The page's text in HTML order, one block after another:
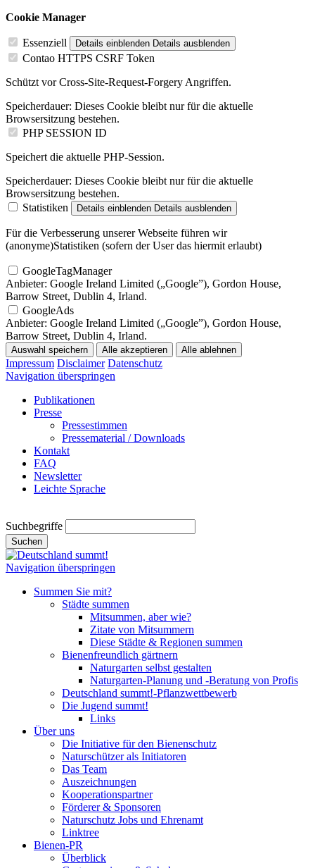
Cookie Manager
Essenziell Details einblenden Details ausblenden
Contao HTTPS CSRF Token
Schützt vor Cross-Site-Request-Forgery Angriffen.
Speicherdauer: Dieses Cookie bleibt nur für die aktuelle
Browsersitzung bestehen.
PHP SESSION ID
Speichert die aktuelle PHP-Session.
Speicherdauer: Dieses Cookie bleibt nur für die aktuelle
Browsersitzung bestehen.
Statistiken
Details einblenden Details ausblenden
Für die Verbesserung unserer Webseite führen wir
(anonyme)Statistiken (sofern der User das hiermit erlaubt)
GoogleTagManager
Anbieter: Google Ireland Limited („Google”), Gordon House,
Barrow Street, Dublin 4, Irland.
GoogleAds
Anbieter: Google Ireland Limited („Google”), Gordon House,
Barrow Street, Dublin 4, Irland.
Auswahl speichern Alle akzeptieren Alle ablehnen
Impressum Disclaimer Datenschutz
Navigation überspringen
Publikationen
Presse
Pressestimmen
Pressematerial / Downloads
Kontakt
FAQ
Newsletter
Leichte Sprache
Suchbegriffe
Suchen
Navigation überspringen
Summen Sie mit?
Städte summen
Mitsummen, aber wie?
Zitate von Mitsummern
Diese Städte & Regionen summen
Bienenfreundlich gärtnern
Naturgarten selbst gestalten
Naturgarten-Planung und -Beratung von Profis
Deutschland summt!-Pflanzwettbewerb
Die Jugend summt!
Links
Über uns
Die Initiative für den Bienenschutz
Naturschützer als Initiatoren
Das Team
Auszeichnungen
Kooperationspartner
Förderer & Sponsoren
Naturschutz Jobs und Ehrenamt
Linktree
Bienen-PR
Überblick